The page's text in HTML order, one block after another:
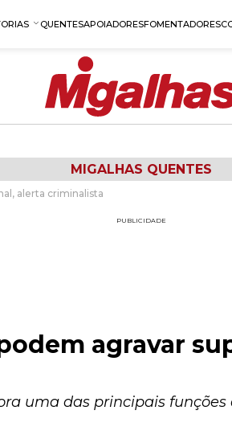
QUENTESAPOIADORESFOMENTADORES
MIGALHAS QUENTES
alerta criminalista
PUBLICIDADE
agravar
uma das principais funções